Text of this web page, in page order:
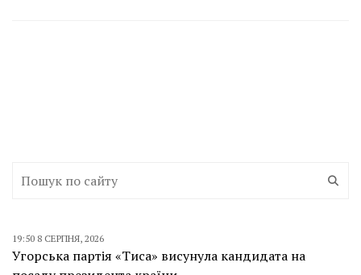
19:50 8 СЕРПНЯ, 2026
Угорська партія «Тиса» висунула кандидата на